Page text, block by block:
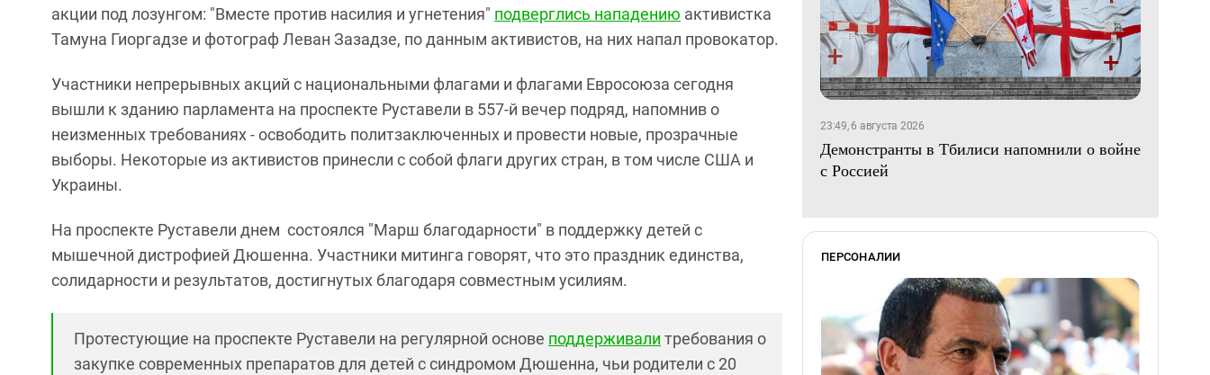
акции под лозунгом: "Вместе против насилия и угнетения" подверглись нападению активистка
Тамуна Гиоргадзе и фотограф Леван Зазадзе, по данным активистов, на них напал провокатор.
Участники непрерывных акций с национальными флагами и флагами Евросоюза сегодня
вышли к зданию парламента на проспекте Руставели в 557-й вечер подряд, напомнив о
неизменных требованиях - освободить политзаключенных и провести новые, прозрачные
выборы. Некоторые из активистов принесли с собой флаги других стран, в том числе США и
Украины.
На проспекте Руставели днем состоялся "Марш благодарности" в поддержку детей с
мышечной дистрофией Дюшенна. Участники митинга говорят, что это праздник единства,
солидарности и результатов, достигнутых благодаря совместным усилиям.
Протестующие на проспекте Руставели на регулярной основе поддерживали требования о
закупке современных препаратов для детей с синдромом Дюшенна, чьи родители с 20
23:49, 6 августа 2026
Демонстранты в Тбилиси напомнили о войне
с Россией
ПЕРСОНАЛИИ